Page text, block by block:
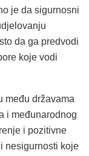
je da sigurnosni
da ga predvodi
koje vodi
među državama
i međunarodnog
i pozitivne
nesigurnosti koje